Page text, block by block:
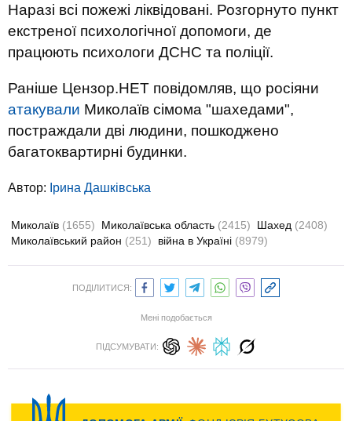
Наразі всі пожежі ліквідовані. Розгорнуто пункт
екстреної психологічної допомоги, де
працюють психологи ДСНС та поліції.
Раніше Цензор.НЕТ повідомляв, що росіяни
атакували Миколаїв сімома "шахедами",
постраждали дві людини, пошкоджено
багатоквартирні будинки.
Автор: Ірина Дашківська
Миколаїв (1655) Миколаївська область (2415) Шахед (2408)
Миколаївський район (251) війна в Україні (8979)
ПОДІЛИТИСЯ:
Мені подобається
ПІДСУМУВАТИ: